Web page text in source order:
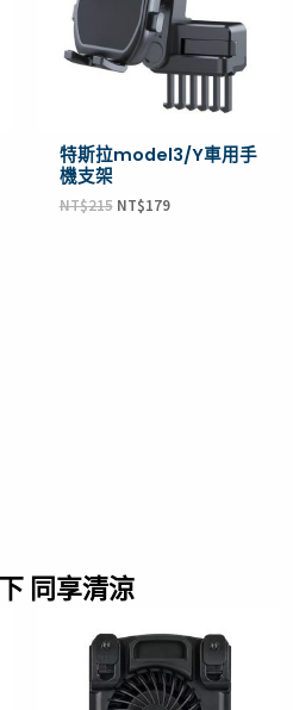
特斯拉model3/Y車用手
機支架
NT$215 NT$179
同享清涼
始
價
格：
NT$899。
前
價
格：
NT$639。